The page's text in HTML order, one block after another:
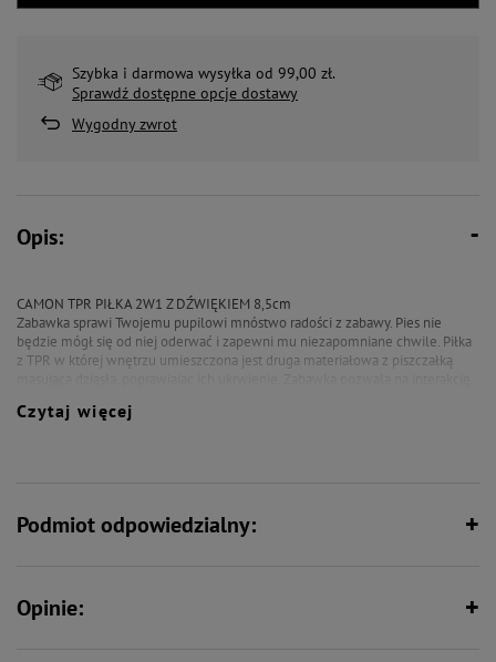
Szybka i darmowa wysyłka od 99,00 zł.
Sprawdź dostępne opcje dostawy
Wygodny zwrot
Opis:
CAMON TPR PIŁKA 2W1 Z DŹWIĘKIEM 8,5cm
Zabawka sprawi Twojemu pupilowi mnóstwo radości z zabawy. Pies nie
będzie mógł się od niej oderwać i zapewni mu niezapomniane chwile. Piłka
z TPR w której wnętrzu umieszczona jest druga materiałowa z piszczałką
jakichś elementów, które Twój pupil mógłby połknąć.
Czytaj więcej
Podmiot odpowiedzialny:
Opinie: